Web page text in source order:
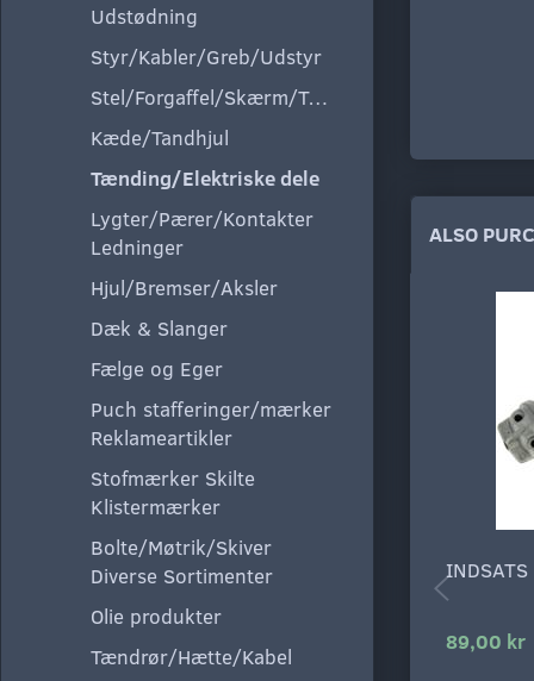
Udstødning
Styr/Kabler/Greb/Udstyr
Stel/Forgaffel/Skærm/Tank/Sæde
Kæde/Tandhjul
Tænding/Elektriske dele
Lygter/Pærer/Kontakter
Ledninger
Hjul/Bremser/Aksler
Dæk & Slanger
Fælge og Eger
Puch stafferinger/mærker
Reklameartikler
Stofmærker Skilte
Klistermærker
Bolte/Møtrik/Skiver
Diverse Sortimenter
Olie produkter
Tændrør/Hætte/Kabel
ALSO
89,00 kr